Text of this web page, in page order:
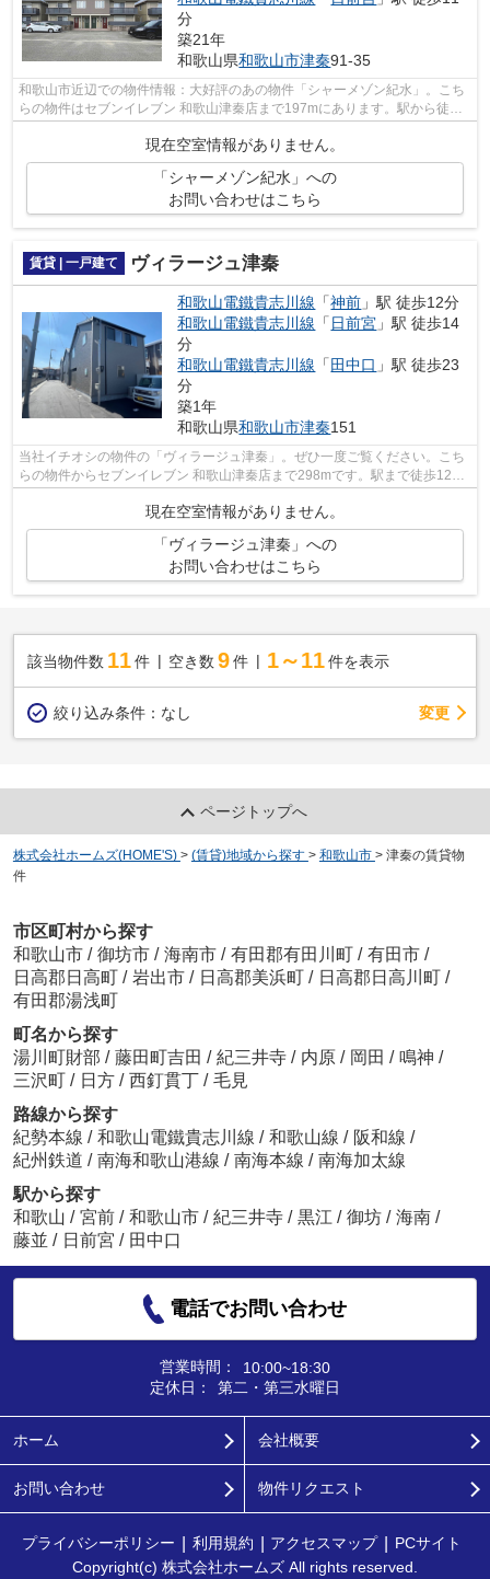
分
築21年
和歌山県和歌山市津秦91-35
和歌山市近辺での物件情報：大好評のあの物件「シャーメゾン紀水」。こち
らの物件はセブンイレブン 和歌山津秦店まで197mにあります。駅から徒歩
現在空室情報がありません。
「シャーメゾン紀水」への
お問い合わせはこちら
賃貸 | 一戸建て ヴィラージュ津秦
和歌山電鐵貴志川線 「神前 」駅 徒歩12分
和歌山電鐵貴志川線 「 日前宮 」駅 徒歩14
分
和歌山電鐵貴志川線 「 田中口 」駅 徒歩23
分
築1年
和歌山県和歌山市津秦151
当社イチオシの物件の「ヴィラージュ津秦」。ぜひ一度ご覧ください。こち
らの物件からセブンイレブン 和歌山津秦店まで298mです。駅まで徒歩12分
現在空室情報がありません。
「ヴィラージュ津秦」への
お問い合わせはこちら
該当物件数 11件 空き数 9 件 1～11 件を表示
絞り込み条件： なし 変更
ページトップへ
株式会社ホームズ(HOME'S) > (賃貸)地域から探す > 和歌山市 > 津秦の賃貸物
件
市区町村から探す
和歌山市 / 御坊市 / 海南市 / 有田郡有田川町 / 有田市 /
日高郡日高町 / 岩出市 / 日高郡美浜町 / 日高郡日高川町 /
有田郡湯浅町
町名から探す
湯川町財部 / 藤田町吉田 / 紀三井寺 / 内原 / 岡田 / 鳴神 /
三沢町 / 日方 / 西釘貫丁 / 毛見
路線から探す
紀勢本線 / 和歌山電鐵貴志川線 / 和歌山線 / 阪和線 /
紀州鉄道 / 南海和歌山港線 / 南海本線 / 南海加太線
駅から探す
和歌山 / 宮前 / 和歌山市 / 紀三井寺 / 黒江 / 御坊 / 海南 /
藤並 / 日前宮 / 田中口
電話でお問い合わせ
営業時間：
10:00~18:30
定休日：
第二・第三水曜日
ホーム 会社概要
お問い合わせ 物件リクエスト
プライバシーポリシー 利用規約 アクセスマップ
PCサイト
Copyright(c) 株式会社ホームズ All rights reserved.